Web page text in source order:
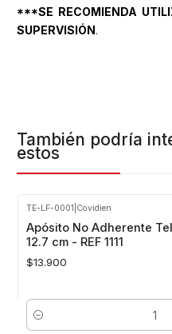
***SE RECOMIENDA
SUPERVISIÓN.
También podría
estos
TE-LF-0001 Covidien
Apósito No Adherente
12.7 cm - REF 1111
$13.900
Cantidad